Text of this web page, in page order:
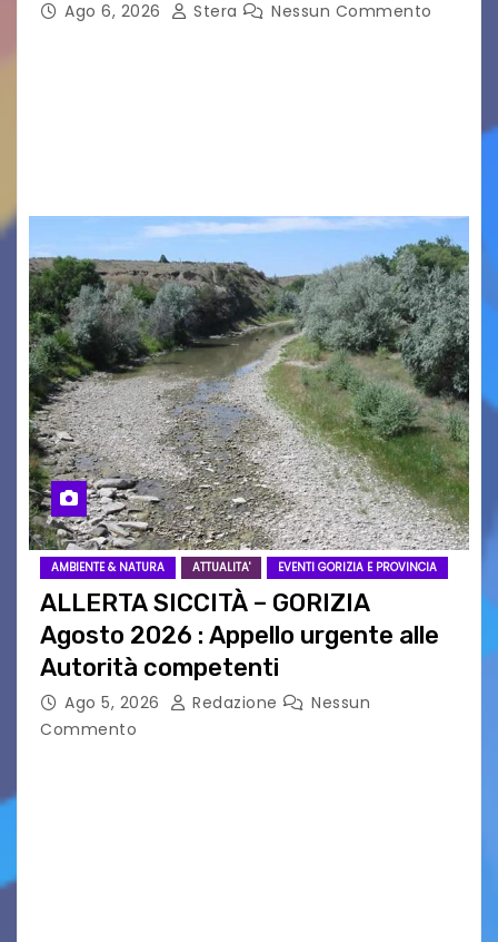
Ago 6, 2026 Stera Nessun Commento
AMBIENTE & NATURA ATTUALITA' EVENTI GORIZIA E PROVINCIA
ALLERTA SICCITÀ – GORIZIA
Agosto 2026 : Appello urgente alle
Autorità competenti
Ago 5, 2026 Redazione
Nessun
Commento